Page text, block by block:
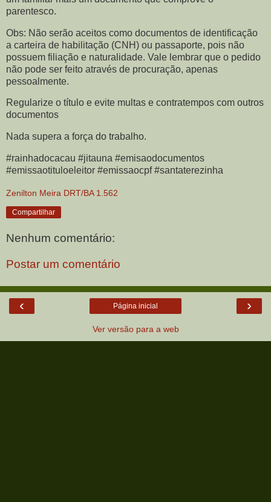
parentesco.
Obs: Não serão aceitos como documentos de identificação
a carteira de habilitação (CNH) ou passaporte, pois não
possuem filiação e naturalidade. Vale lembrar que o pedido
não pode ser feito através de procuração, apenas
pessoalmente.
Regularize o título e evite multas e contratempos com outros
documentos
Nada supera a força do trabalho.
#rainhadocacau #jitauna #emisaodocumentos
#emissaotituloeleitor #emissaocpf #santaterezinha
Zenilton Meira DRT/BA 1.562
Compartilhar
Nenhum comentário:
Postar um comentário
‹ ›
Página inicial
Ver versão para a web